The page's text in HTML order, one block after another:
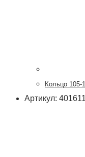
Кольцо 105-
Артикул: